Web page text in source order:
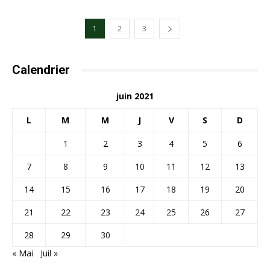
1 2 3
Calendrier
juin 2021
L M M J V S D
1 2 3 4 5
6
7
8 9 10 11 12
13
14
15 16 17 18 19
20
21
22 23 24 25 26
27
28
29
30
« Mai
Juil »